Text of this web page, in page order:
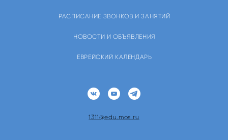
РАСПИСАНИЕ ЗВОНКОВ И ЗАНЯТИЙ
НОВОСТИ И ОБЪЯВЛЕНИЯ
ЕВРЕЙСКИЙ КАЛЕНДАРЬ
1311@edu.mos.ru